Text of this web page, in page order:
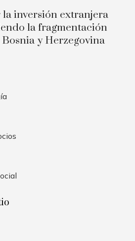
la inversión extranjera
la fragmentación
y Herzegovina